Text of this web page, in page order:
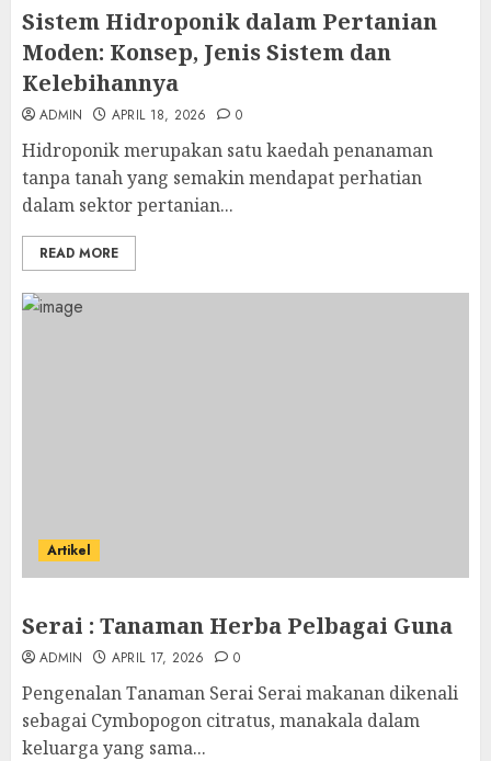
Sistem Hidroponik dalam Pertanian
Moden: Konsep, Jenis Sistem dan
Kelebihannya
ADMIN APRIL 18, 2026 0
Hidroponik merupakan satu kaedah penanaman
tanpa tanah yang semakin mendapat perhatian
dalam sektor pertanian...
READ MORE
Artikel
Serai : Tanaman Herba Pelbagai Guna
ADMIN APRIL 17, 2026 0
Pengenalan Tanaman Serai Serai makanan dikenali
sebagai Cymbopogon citratus, manakala dalam
keluarga yang sama...